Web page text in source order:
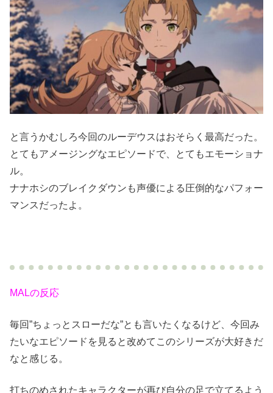
と言うかむしろ今回のルーデウスはおそらく最高だった。
とてもアメージングなエピソードで、とてもエモーショナ
ル。
ナナホシのブレイクダウンも声優による圧倒的なパフォー
マンスだったよ。
MALの反応
毎回”ちょっとスローだな”とも言いたくなるけど、今回み
たいなエピソードを見ると改めてこのシリーズが大好きだ
なと感じる。
打ちのめされたキャラクターが再び自分の足で立てるよう